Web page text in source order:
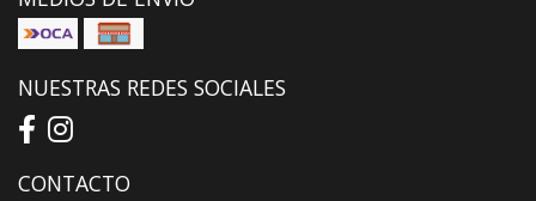
NUESTRAS REDES SOCIALES
CONTACTO